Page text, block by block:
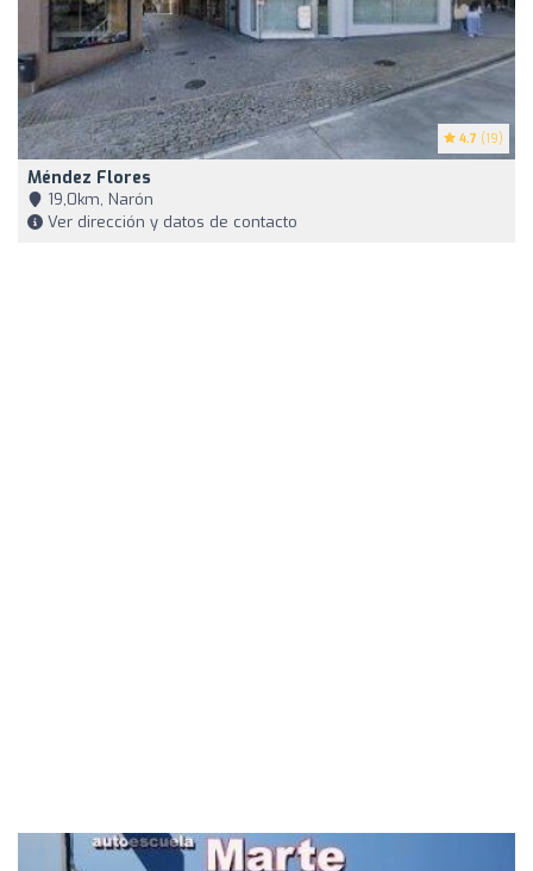
4.7 (19)
Méndez Flores
19,0km, Narón
Ver dirección y datos de contacto